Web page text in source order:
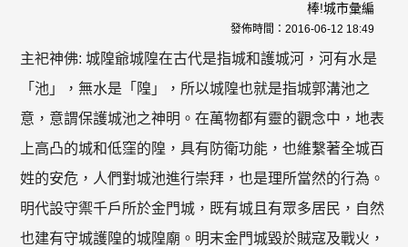
棒!城市彙編
發佈時間： 2016-06-12 18:49
主祀神佛: 城隍爺城隍在古代是指城和護城河，河有水是
「池」，無水是「隍」，所以城隍也就是指城郭溝池之
意，意謂保護城池之神明。在萬物都有靈的觀念中，地表
上高凸的城和低窪的隍，具有防衛功能，也維繫著全城百
姓的安危，人們對城池進行崇拜，也是理所當然的行為。
明代設守禦千戶所於金門城，既有城且有眾多居民，自然
也建有守城護隍的城隍廟。明末金門城毀於賊寇及戰火，